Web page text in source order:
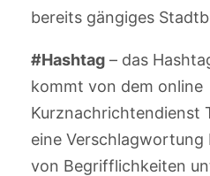
bereits gängiges
#Hashtag– das
kommt von dem online
Kurznachrichtendienst
eine Verschlagwortung
von Begrifflichkeiten